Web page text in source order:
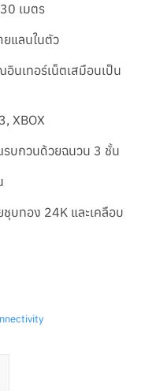
เมตร
แลนในตัว
เทอร์เน็ตเสมือนเป็น
XBOX
บกวนด้วยฉนวน 3 ชั้น
บทอง 24K และเคลือบ